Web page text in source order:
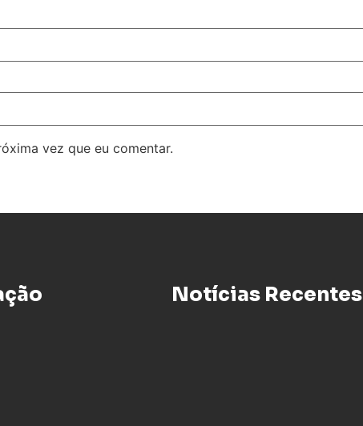
vez que eu comentar.
Notícias Recentes